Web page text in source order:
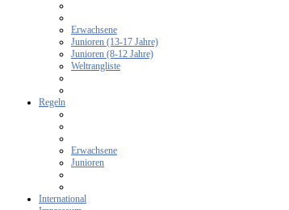
Erwachsene
Junioren (13-17 Jahre)
Junioren (8-12 Jahre)
Weltrangliste
Regeln
Erwachsene
Junioren
International